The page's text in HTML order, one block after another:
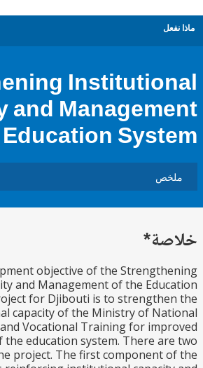
and
Education
objective of the
and Management of the
Project for Djibouti is to
capacity of the Ministry of
and Vocational Training for
of the education system. There
to the project. The first component